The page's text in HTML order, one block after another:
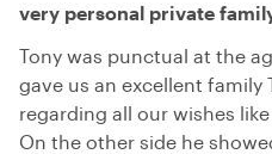
very personal private
Tony was punctual at the
gave us an excellent family
regarding all our wishes
On the other side he